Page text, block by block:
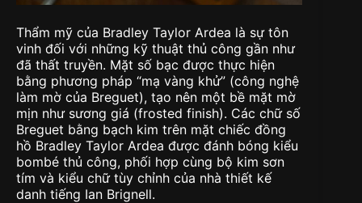
Thẩm mỹ của Bradley Taylor Ardea là sự tôn
vinh đối với những kỹ thuật thủ công gần như
đã thất truyền. Mặt số bạc được thực hiện
bằng phương pháp “mạ vàng khử” (công nghệ
làm mờ của Breguet), tạo nên một bề mặt mờ
mịn như sương giá (frosted finish). Các chữ số
Breguet bằng bạch kim trên mặt chiếc đồng
hồ Bradley Taylor Ardea được đánh bóng kiểu
bombé thủ công, phối hợp cùng bộ kim sơn
tím và kiểu chữ tùy chỉnh của nhà thiết kế
danh tiếng Ian Brignell.